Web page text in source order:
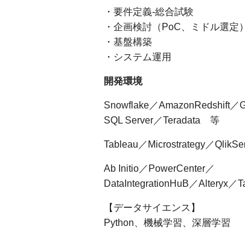
・要件定義-総合試験
・企画検討（PoC、ミドル選定）
・基盤構築
・システム運用
開発環境
Snowflake／AmazonRedshift／
SQL Server／Teradata 等
Tableau／Microstrategy／
Ab Initio／PowerCenter／
DataIntegrationHuB／Alteryx
【データサイエンス】
Python、機械学習、深層学習